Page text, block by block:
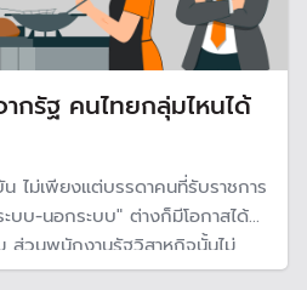
กรัฐ คนไทยกลุ่มไหนได้
ไม่เพียงแต่บรรดาคนที่รับราชการ
บบ-นอกระบบ" ต่างก็มีโอกาสได้
ส่วนพนักงานรัฐวิสาหกิจนั้นไม่
การของตัวเองอยู่แล้ว แต่จาก